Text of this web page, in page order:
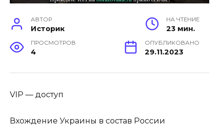
АВТОР
Историк
НА ЧТЕНИЕ
23 мин.
ПРОСМОТРОВ
4
ОПУБЛИКОВАНО
29.11.2023
VIP — доступ
Вхождение Украины в состав России